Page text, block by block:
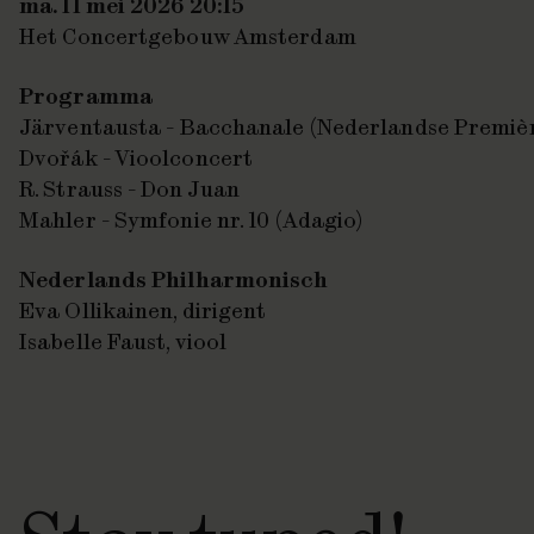
Het Concertgebouw Amsterdam
Programma
Järventausta - Bacchanale (Nederlandse
Dvořák - Vioolconcert
R. Strauss - Don Juan
Mahler - Symfonie nr. 10 (Adagio)
Nederlands Philharmonisch
Eva Ollikainen, dirigent
Isabelle Faust, viool